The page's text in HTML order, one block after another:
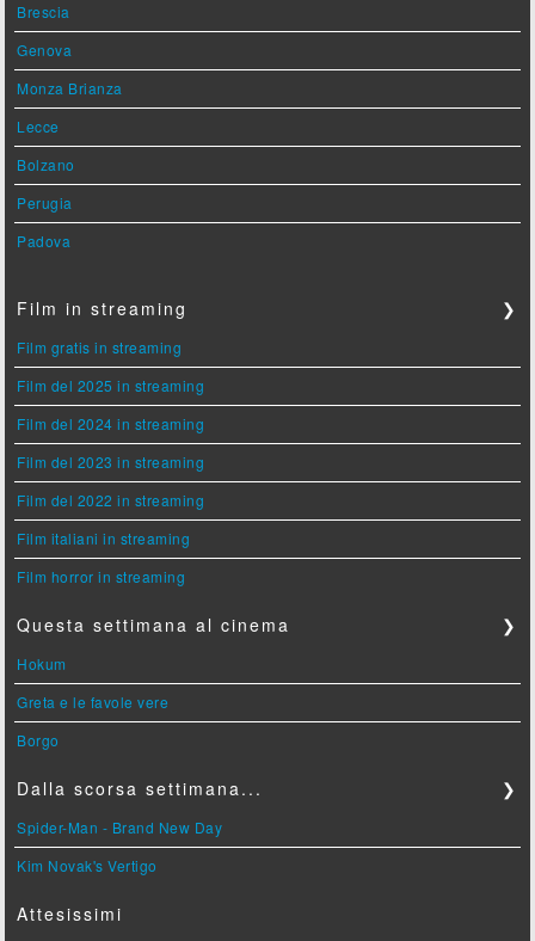
Brescia
Genova
Monza Brianza
Lecce
Bolzano
Perugia
Padova
Film in streaming ❯
Film gratis in streaming
Film del 2025 in streaming
Film del 2024 in streaming
Film del 2023 in streaming
Film del 2022 in streaming
Film italiani in streaming
Film horror in streaming
Questa settimana al cinema ❯
Hokum
Greta e le favole vere
Borgo
Dalla scorsa settimana... ❯
Spider-Man - Brand New Day
Kim Novak's Vertigo
Attesissimi